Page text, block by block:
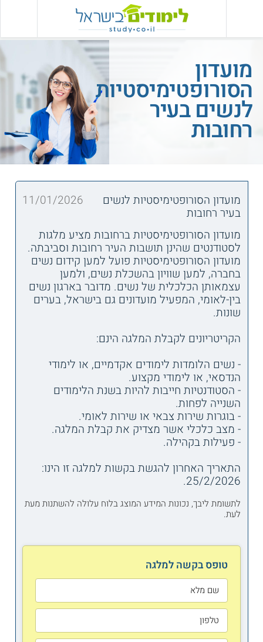
מועדון
הסורופטימיסטיות
לנשים בעיר
רחובות
מועדון הסורופטימיסטיות לנשים
בעיר רחובות
11/01/2026
מועדון הסורופטימיסטיות ברחובות מציע מלגות
לסטודנטים שהינן תושבות העיר רחובות וסביבתה.
מועדון הסורופטימיסטיות פועל למען קידום נשים
בחברה, למען שוויון בהשכלת נשים, ולמען
עצמאותן הכלכלית של נשים. מדובר בארגון נשים
בין-לאומי, המפעיל מועדונים גם בישראל, בערים
שונות.
הקריטריונים לקבלת המלגה הינם:
- נשים הלומדות לימודים אקדמיים, או לימודי
הנדסאי, או לימודי מקצוע.
- הסטודנטיות חייבות להיות בשנת הלימודים
השנייה לפחות.
- בוגרות שירות צבאי או שירות לאומי.
- מצב כלכלי אשר מצדיק את קבלת המלגה.
- פעילות בקהילה.
התאריך האחרון להגשת בקשות למלגה זו הינו:
25/2/2026.
לתשומת ליבך, נכונות המידע המוצג בלוח עלולה להשתנות מעת
לעת.
טופס בקשה למלגה